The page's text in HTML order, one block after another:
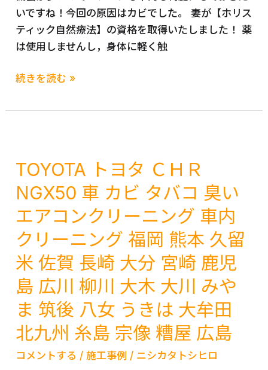
大
川
み
ま
う
は
大
牟
田
北
九
州
糸
島
宗
熊
本
久
米
大
宮
崎
鹿
児
島
広
川
柳
川
大
ア
コ
ン
除
臭
内
福
岡
久
留
米
熊
本
小
郡
太
洗
いですね！今回の原因はカビでした。 妻が【ホリス
ティック自然療法】の資格を取得いたしました！ 薬
は使用しませんし，身体に軽く触
TOYOTA
ヨ
ェ
ル
フ
ァ
イ
ア
ANH20W
エ
ア
コ
ン
リ
続きを読む »
TOYOTA トヨタ ＣＨＲ
NGX50 車 カビ タバコ 臭い
エアコンクリーニング 車内
クリーニング 福岡 熊本 久留
米 佐賀 長崎 大分 宮崎 鹿児
島 広川 柳川 大木 大川 みや
ま 筑後 八女 うきは 大牟田
北九州 糸島 宗像 糟屋 広島
コメントする /施工事例 / ニシカタトシヒロ